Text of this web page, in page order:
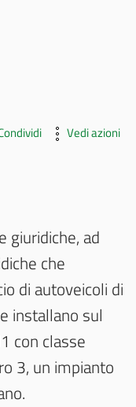
Vedi azioni
giuridiche, ad
che
di autoveicoli di
installano sul
con classe
3, un impianto